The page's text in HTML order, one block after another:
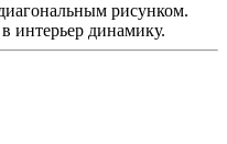
рисунком.
интерьер динамику.